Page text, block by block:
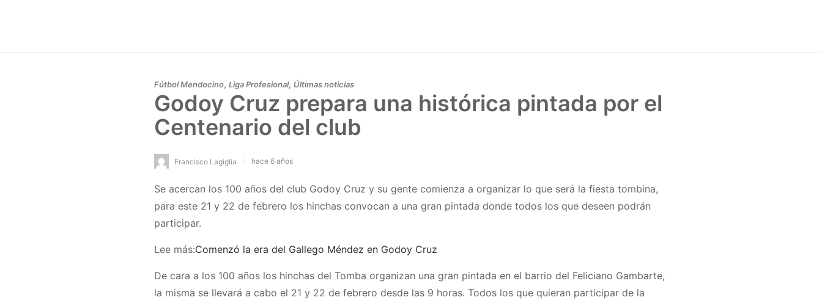
Fútbol Mendocino, Liga Profesional, Últimas noticias
Godoy Cruz prepara una histórica pintada por el
Centenario del club
Francisco Lagiglia hace 6 años
Se acercan los 100 años del club Godoy Cruz y su gente comienza a organizar lo que será la fiesta tombina,
para este 21 y 22 de febrero los hinchas convocan a una gran pintada donde todos los que deseen podrán
participar.
Lee más:Comenzó la era del Gallego Méndez en Godoy Cruz
De cara a los 100 años los hinchas del Tomba organizan una gran pintada en el barrio del Feliciano Gambarte,
la misma se llevará a cabo el 21 y 22 de febrero desde las 9 horas. Todos los que quieran participar de la